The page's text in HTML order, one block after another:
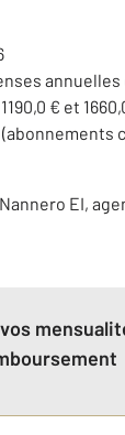
€ et
Nannero EI,